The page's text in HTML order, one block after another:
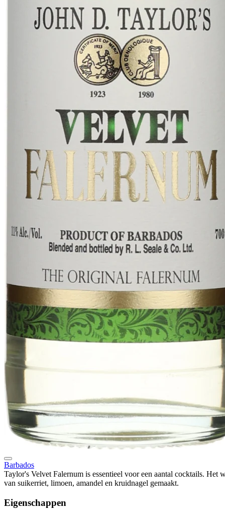
Barbados
Taylor's Velvet Falernum is essentieel voor een aantal cocktails. Het
van suikerriet, limoen, amandel en kruidnagel gemaakt.
Eigenschappen